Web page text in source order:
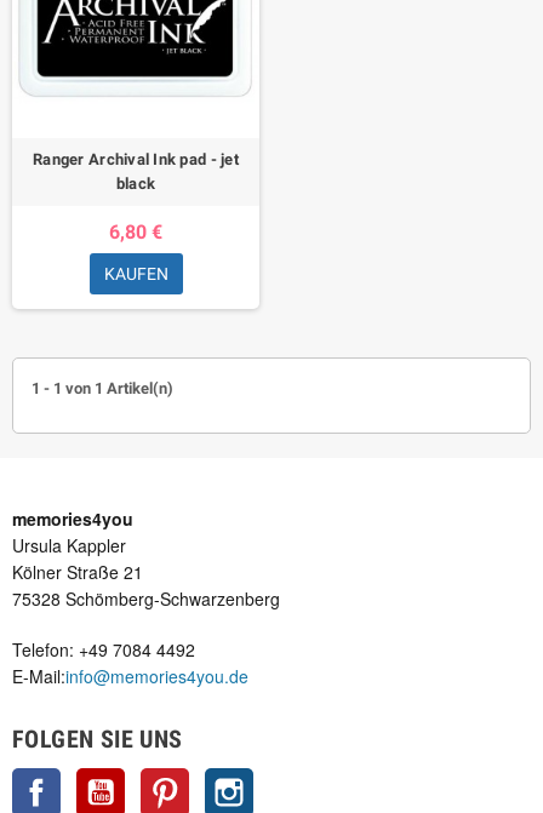
Ranger Archival Ink pad - jet
black
6,80 €
KAUFEN
1 - 1 von 1 Artikel(n)
memories4you
Ursula Kappler
Kölner Straße 21
75328 Schömberg-Schwarzenberg
Telefon: +49 7084 4492
E-Mail:info@memories4you.de
FOLGEN SIE UNS
Facebook YouTube Pinterest